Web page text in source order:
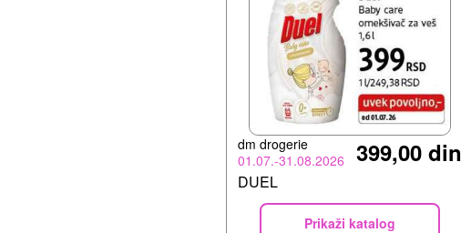
dm drogerie
01.07.-31.08.2026
399,00 din
DUEL
Prikaži katalog